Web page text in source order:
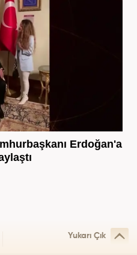
Erdoğan'a
Yukarı Çık